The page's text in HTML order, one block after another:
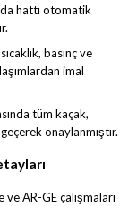
hattı otomatik
basınç ve
imal
tüm kaçak,
onaylanmıştır.
AR-GE çalışmaları